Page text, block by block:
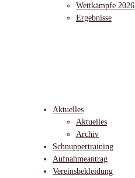
Wettkämpfe 2026
Ergebnisse
Aktuelles
Aktuelles
Archiv
Schnuppertraining
Aufnahmeantrag
Vereinsbekleidung